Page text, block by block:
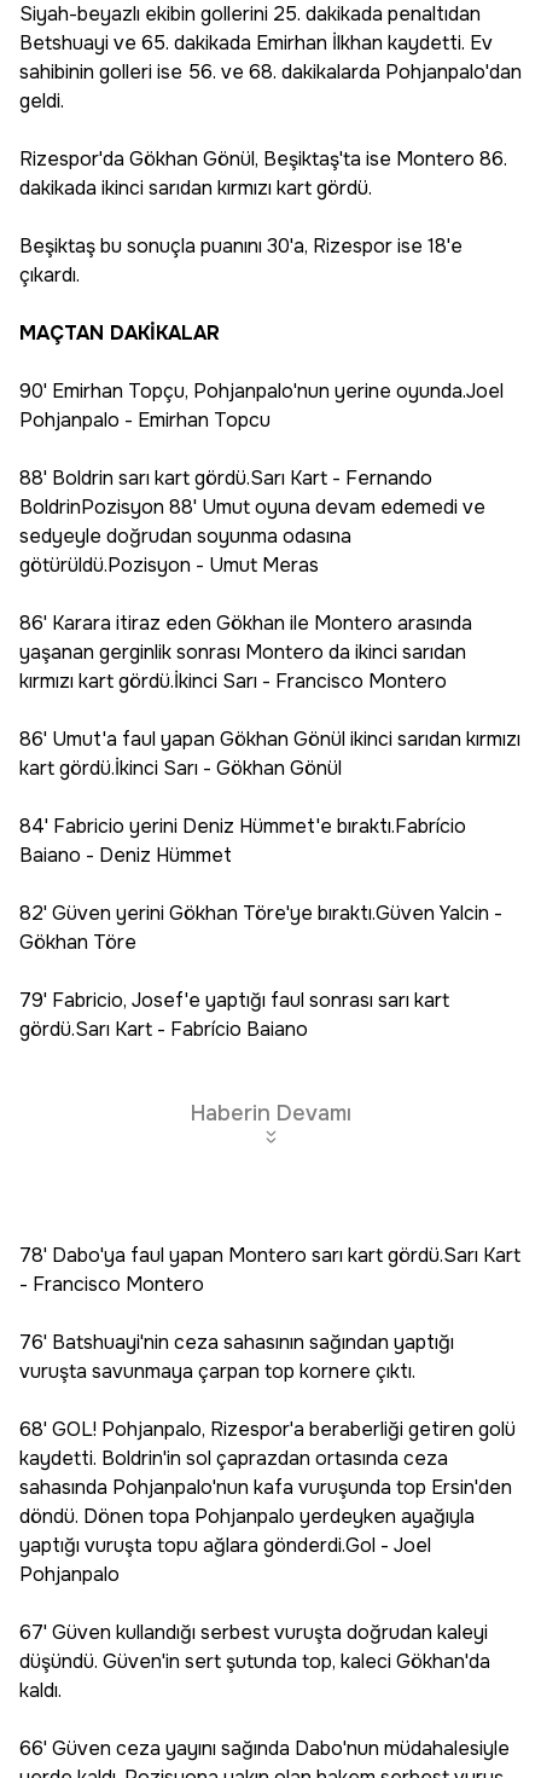
Siyah-beyazlı ekibin gollerini 25. dakikada penaltıdan
Betshuayi ve 65. dakikada Emirhan İlkhan kaydetti. Ev
sahibinin golleri ise 56. ve 68. dakikalarda Pohjanpalo'dan
geldi.
Rizespor'da Gökhan Gönül, Beşiktaş'ta ise Montero 86.
dakikada ikinci sarıdan kırmızı kart gördü.
Beşiktaş bu sonuçla puanını 30'a, Rizespor ise 18'e
çıkardı.
MAÇTAN DAKİKALAR
90' Emirhan Topçu, Pohjanpalo'nun yerine oyunda.Joel
Pohjanpalo - Emirhan Topcu
88' Boldrin sarı kart gördü.Sarı Kart - Fernando
BoldrinPozisyon 88' Umut oyuna devam edemedi ve
sedyeyle doğrudan soyunma odasına
götürüldü.Pozisyon - Umut Meras
86' Karara itiraz eden Gökhan ile Montero arasında
yaşanan gerginlik sonrası Montero da ikinci sarıdan
kırmızı kart gördü.İkinci Sarı - Francisco Montero
86' Umut'a faul yapan Gökhan Gönül ikinci sarıdan kırmızı
kart gördü.İkinci Sarı - Gökhan Gönül
84' Fabricio yerini Deniz Hümmet'e bıraktı.Fabrício
Baiano - Deniz Hümmet
82' Güven yerini Gökhan Töre'ye bıraktı.Güven Yalcin -
Gökhan Töre
79' Fabricio, Josef'e yaptığı faul sonrası sarı kart
gördü.Sarı Kart - Fabrício Baiano
Haberin Devamı
78' Dabo'ya faul yapan Montero sarı kart gördü.Sarı Kart
- Francisco Montero
76' Batshuayi'nin ceza sahasının sağından yaptığı
vuruşta savunmaya çarpan top kornere çıktı.
68' GOL! Pohjanpalo, Rizespor'a beraberliği getiren golü
kaydetti. Boldrin'in sol çaprazdan ortasında ceza
sahasında Pohjanpalo'nun kafa vuruşunda top Ersin'den
döndü. Dönen topa Pohjanpalo yerdeyken ayağıyla
yaptığı vuruşta topu ağlara gönderdi.Gol - Joel
Pohjanpalo
67' Güven kullandığı serbest vuruşta doğrudan kaleyi
düşündü. Güven'in sert şutunda top, kaleci Gökhan'da
kaldı.
66' Güven ceza yayını sağında Dabo'nun müdahalesiyle